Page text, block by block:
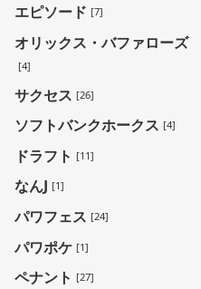
エピソード [7]
オリックス・バファローズ
[4]
サクセス [26]
ソフトバンクホークス [4]
ドラフト [11]
なんJ [1]
パワフェス [24]
パワポケ [1]
ペナント [27]